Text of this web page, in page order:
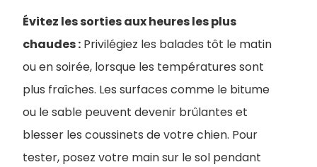
Évitez les sorties aux heures les plus
chaudes : Privilégiez les balades tôt le matin
ou en soirée, lorsque les températures sont
plus fraîches. Les surfaces comme le bitume
ou le sable peuvent devenir brûlantes et
blesser les coussinets de votre chien. Pour
tester, posez votre main sur le sol pendant